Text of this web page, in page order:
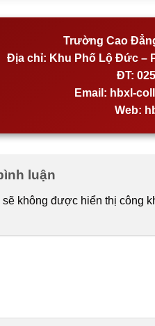
Trường Cao
Địa chỉ: Khu Phố Lộ Đức –
ĐT:
Email: hbxl-
Web:
luận
sẽ không được hiển thị công